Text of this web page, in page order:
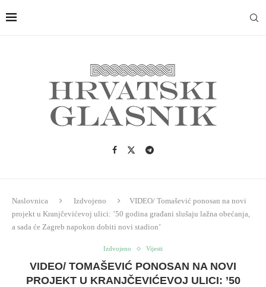
Naslovnica Izdvojeno
VIDEO/ Tomašević ponosan na novi
projekt u Kranjčevićevoj ulici: ’50 godina građani slušaju lažna obećanja,
a sada će Zagreb napokon dobiti novi stadion’
Izdvojeno Vijesti
VIDEO/ TOMAŠEVIĆ PONOSAN NA NOVI
PROJEKT U KRANJČEVIĆEVOJ ULICI: ’50